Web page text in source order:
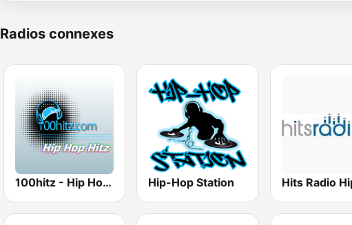
Radios connexes
100hitz - Hip Hop Hitz Hip-Hop Station